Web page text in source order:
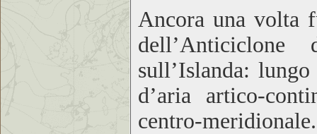
Ancora una volta
sull’Islanda:
d’aria artico-
centro-